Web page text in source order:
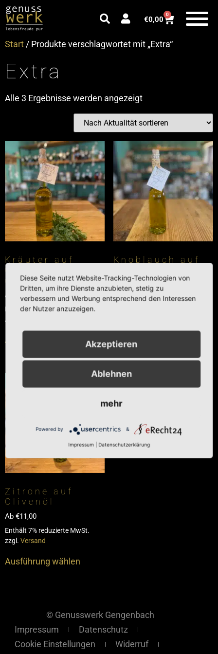
€0,00
0
Start / Produkte verschlagwortet mit „Extra“
Extra
Alle 3 Ergebnisse werden angezeigt
Kräuter auf
(Toskana Art)
Ab 11,00
Enthält 7% reduzierte MwSt.
zzgl.
Ausführung wählen
Knoblauch auf
Ab€11,00
Enthält 7% reduzierte MwSt.
Ausführung wählen
Zitrone auf
Olivenöl
Ab €11,00
Enthält 7% reduzierte MwSt.
zzgl. Versand
Ausführung wählen
© Genusswerk Gengenbach
Impressum
Datenschutz
Cookie Einstellungen
Widerruf
Diese Seite nutzt Website-Tracking-Technologien von
Dritten, um ihre Dienste anzubieten, stetig zu
verbessern und Werbung entsprechend den Interessen
der Nutzer anzuzeigen.
Akzeptieren
Ablehnen
mehr
Powered by &
Impressum Datenschutzerklärung